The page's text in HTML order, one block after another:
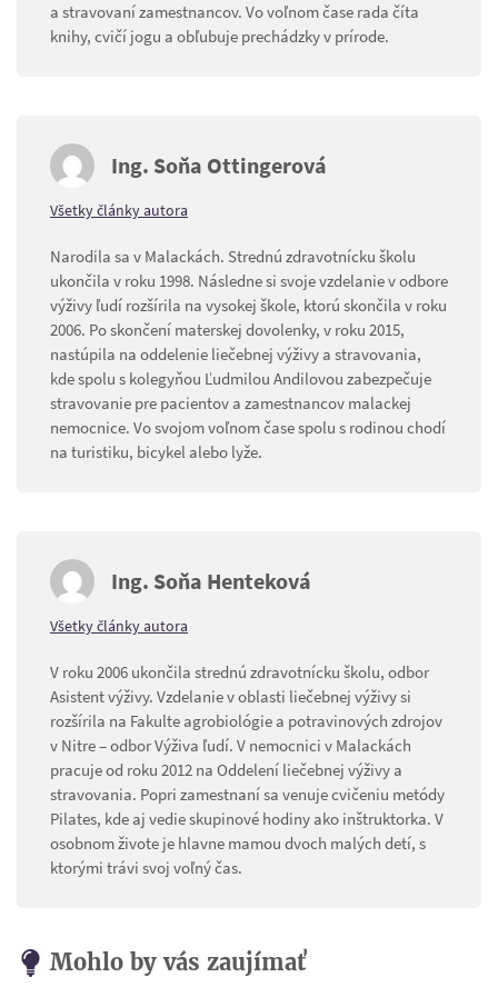
a stravovaní zamestnancov. Vo voľnom čase rada číta
knihy, cvičí jogu a obľubuje prechádzky v prírode.
Ing. Soňa Ottingerová
Všetky články autora
Narodila sa v Malackách. Strednú zdravotnícku školu
ukončila v roku 1998. Následne si svoje vzdelanie v odbore
výživy ľudí rozšírila na vysokej škole, ktorú skončila v roku
2006. Po skončení materskej dovolenky, v roku 2015,
nastúpila na oddelenie liečebnej výživy a stravovania,
kde spolu s kolegyňou Ľudmilou Andilovou zabezpečuje
stravovanie pre pacientov a zamestnancov malackej
nemocnice. Vo svojom voľnom čase spolu s rodinou chodí
na turistiku, bicykel alebo lyže.
Ing. Soňa Henteková
Všetky články autora
V roku 2006 ukončila strednú zdravotnícku školu, odbor
Asistent výživy. Vzdelanie v oblasti liečebnej výživy si
rozšírila na Fakulte agrobiológie a potravinových zdrojov
v Nitre – odbor Výživa ľudí. V nemocnici v Malackách
pracuje od roku 2012 na Oddelení liečebnej výživy a
stravovania. Popri zamestnaní sa venuje cvičeniu metódy
Pilates, kde aj vedie skupinové hodiny ako inštruktorka. V
osobnom živote je hlavne mamou dvoch malých detí, s
ktorými trávi svoj voľný čas.
Mohlo by vás zaujímať